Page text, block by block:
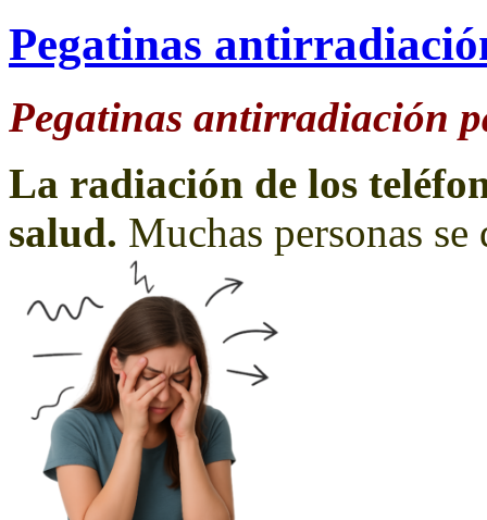
Pegatinas
Pegatinas antirradiación
La radiación de los
salud. Muchas personas